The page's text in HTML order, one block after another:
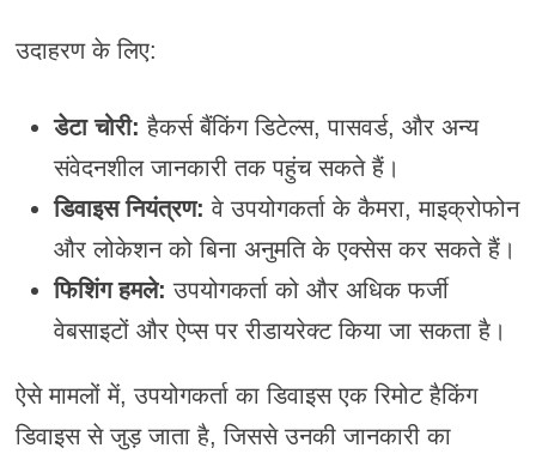
उदाहरण के लिए:
डेटा चोरी: हैकर्स बैंकिंग डिटेल्स, पासवर्ड, और अन्य
संवेदनशील जानकारी तक पहुंच सकते हैं।
डिवाइस नियंत्रण: वे उपयोगकर्ता के कैमरा, माइक्रोफोन
और लोकेशन को बिना अनुमति के एक्सेस कर सकते हैं।
फिशिंग हमले: उपयोगकर्ता को और अधिक फर्जी
वेबसाइटों और ऐप्स पर रीडायरेक्ट किया जा सकता है।
ऐसे मामलों में, उपयोगकर्ता का डिवाइस एक रिमोट हैकिंग
डिवाइस से जुड़ जाता है, जिससे उनकी जानकारी का